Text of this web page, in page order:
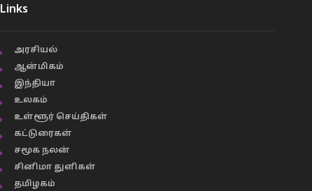
Links
அரசியல்
ஆன்மிகம்
இந்தியா
உலகம்
உள்ளூர் செய்திகள்
கட்டுரைகள்
சமூக நலன்
சினிமா துளிகள்
தமிழகம்